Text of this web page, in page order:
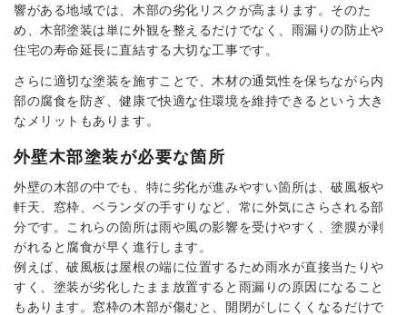
響がある地域では、木部の劣化リスクが高まります。そのた
め、木部塗装は単に外観を整えるだけでなく、雨漏りの防止や
住宅の寿命延長に直結する大切な工事です。
さらに適切な塗装を施すことで、木材の通気性を保ちながら内
部の腐食を防ぎ、健康で快適な住環境を維持できるという大き
なメリットもあります。
外壁木部塗装が必要な箇所
外壁の木部の中でも、特に劣化が進みやすい箇所は、破風板や
軒天、窓枠、ベランダの手すりなど、常に外気にさらされる部
分です。これらの箇所は雨や風の影響を受けやすく、塗膜が剥
がれると腐食が早く進行します。
例えば、破風板は屋根の端に位置するため雨水が直接当たりや
すく、塗装が劣化したまま放置すると雨漏りの原因になること
もあります。窓枠の木部が傷むと、開閉がしにくくなるだけで